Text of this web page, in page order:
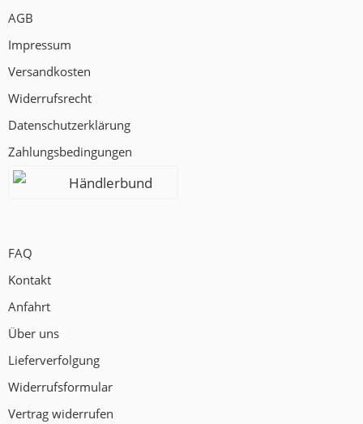
AGB
Impressum
Versandkosten
Widerrufsrecht
Datenschutzerklärung
Zahlungsbedingungen
Händlerbund
FAQ
Kontakt
Anfahrt
Über uns
Lieferverfolgung
Widerrufsformular
Vertrag widerrufen